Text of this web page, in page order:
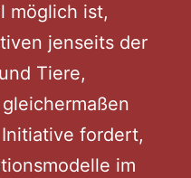
möglich ist,
jenseits der
Tiere,
fordert,
im